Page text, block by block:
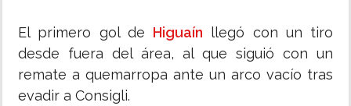
El primero gol de Higuaín llegó con un tiro
desde fuera del área, al que siguió con un
remate a quemarropa ante un arco vacío tras
evadir a Consigli.